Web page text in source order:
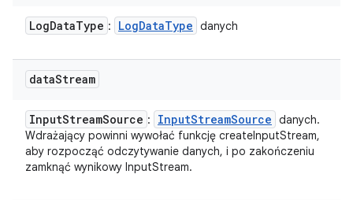
LogDataType : LogDataType danych
dataStream
InputStreamSource : InputStreamSource danych.
Wdrażający powinni wywołać funkcję createInputStream,
aby rozpocząć odczytywanie danych, i po zakończeniu
zamknąć wynikowy InputStream.